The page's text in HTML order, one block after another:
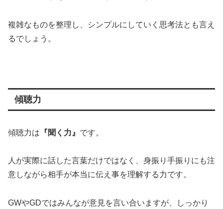
複雑なものを整理し、シンプルにしていく思考法とも言え
るでしょう。
傾聴力
傾聴力は 『聞く力』 です。
人が実際に話した言葉だけではなく、身振り手振りにも注
意しながら相手が本当に伝え事を理解する力です。
GWやGDではみんなが意見を言い合いますが、しっかり